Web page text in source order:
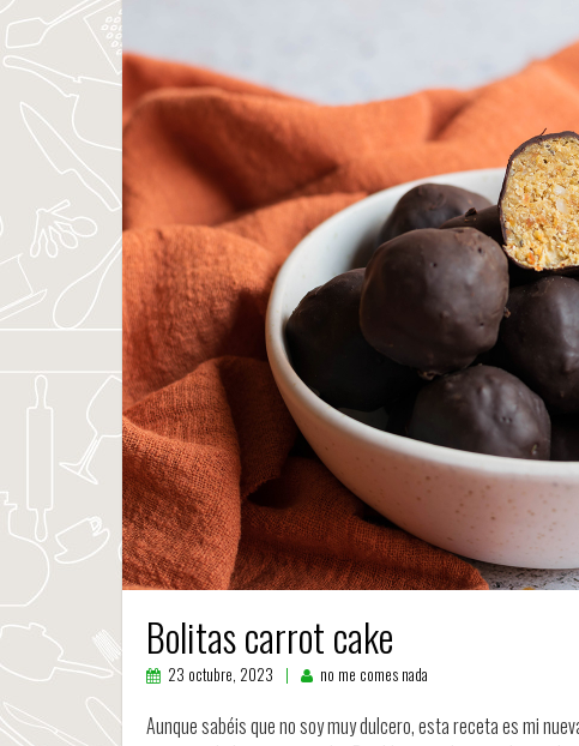
Bolitas carrot cake
23 octubre, 2023 no me comes nada
Aunque sabéis que no soy muy dulcero, esta receta es mi